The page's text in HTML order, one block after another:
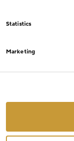
Statistics
Marketing